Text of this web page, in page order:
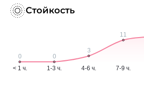
Стойкость